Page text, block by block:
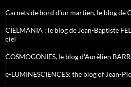
Carnets de bord d’un martien, le blog de
CIELMANIA : le blog de Jean-Baptiste
ciel
COSMOGONIES, le blog d'Aurélien
e-LUMINESCIENCES: the blog of Jean-